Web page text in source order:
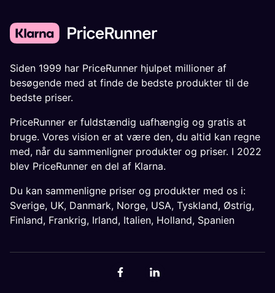
Siden 1999 har PriceRunner hjulpet millioner af
besøgende med at finde de bedste produkter til de
bedste priser.
PriceRunner er fuldstændig uafhængig og gratis at
bruge. Vores vision er at være den, du altid kan regne
med, når du sammenligner produkter og priser. I 2022
blev PriceRunner en del af Klarna.
Du kan sammenligne priser og produkter med os i:
Sverige, UK, Danmark, Norge, USA, Tyskland, Østrig,
Finland, Frankrig, Irland, Italien, Holland, Spanien